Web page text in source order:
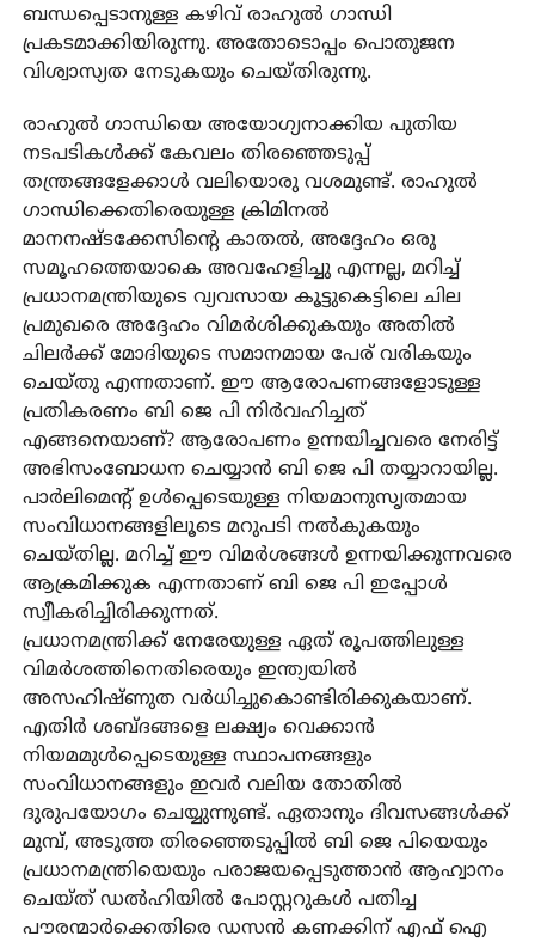
ബന്ധപ്പെടാനുള്ള കഴിവ് രാഹുല്‍ ഗാന്ധി
പ്രകടമാക്കിയിരുന്നു. അതോടൊപ്പം പൊതുജന
വിശ്വാസ്യത നേടുകയും ചെയ്തിരുന്നു.
രാഹുല്‍ ഗാന്ധിയെ അയോഗ്യനാക്കിയ പുതിയ
നടപടികള്‍ക്ക് കേവലം തിരഞ്ഞെടുപ്പ്
തന്ത്രങ്ങളേക്കാള്‍ വലിയൊരു വശമുണ്ട്. രാഹുല്‍
ഗാന്ധിക്കെതിരെയുള്ള ക്രിമിനല്‍
മാനനഷ്ടക്കേസിന്റെ കാതല്‍, അദ്ദേഹം ഒരു
സമൂഹത്തെയാകെ അവഹേളിച്ചു എന്നല്ല, മറിച്ച്
പ്രധാനമന്ത്രിയുടെ വ്യവസായ കൂട്ടുകെട്ടിലെ ചില
പ്രമുഖരെ അദ്ദേഹം വിമര്‍ശിക്കുകയും അതില്‍
ചിലര്‍ക്ക് മോദിയുടെ സമാനമായ പേര് വരികയും
ചെയ്തു എന്നതാണ്. ഈ ആരോപണങ്ങളോടുള്ള
പ്രതികരണം ബി ജെ പി നിര്‍വഹിച്ചത്
എങ്ങനെയാണ്? ആരോപണം ഉന്നയിച്ചവരെ നേരിട്ട്
അഭിസംബോധന ചെയ്യാന്‍ ബി ജെ പി തയ്യാറായില്ല.
പാര്‍ലിമെന്റ് ഉള്‍പ്പെടെയുള്ള നിയമാനുസൃതമായ
സംവിധാനങ്ങളിലൂടെ മറുപടി നല്‍കുകയും
ചെയ്തില്ല. മറിച്ച് ഈ വിമര്‍ശങ്ങള്‍ ഉന്നയിക്കുന്നവരെ
ആക്രമിക്കുക എന്നതാണ് ബി ജെ പി ഇപ്പോള്‍
സ്വീകരിച്ചിരിക്കുന്നത്.
പ്രധാനമന്ത്രിക്ക് നേരേയുള്ള ഏത് രൂപത്തിലുള്ള
വിമര്‍ശത്തിനെതിരെയും ഇന്ത്യയില്‍
അസഹിഷ്ണുത വര്‍ധിച്ചുകൊണ്ടിരിക്കുകയാണ്.
എതിര്‍ ശബ്ദങ്ങളെ ലക്ഷ്യം വെക്കാന്‍
നിയമമുള്‍പ്പെടെയുള്ള സ്ഥാപനങ്ങളും
സംവിധാനങ്ങളും ഇവര്‍ വലിയ തോതില്‍
ദുരുപയോഗം ചെയ്യുന്നുണ്ട്. ഏതാനും ദിവസങ്ങള്‍ക്ക്
മുമ്പ്, അടുത്ത തിരഞ്ഞെടുപ്പില്‍ ബി ജെ പിയെയും
പ്രധാനമന്ത്രിയെയും പരാജയപ്പെടുത്താന്‍ ആഹ്വാനം
ചെയ്ത് ഡല്‍ഹിയില്‍ പോസ്റ്ററുകള്‍ പതിച്ച
പൗരന്മാര്‍ക്കെതിരെ ഡസന്‍ കണക്കിന് എഫ് ഐ